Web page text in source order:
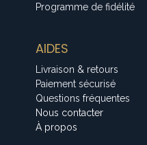
Programme de fidélité
AIDES
Livraison & retours
Paiement sécurisé
Questions fréquentes
Nous contacter
À propos